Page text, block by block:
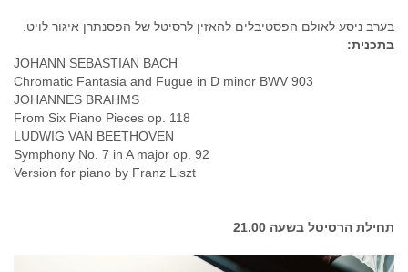
בערב ניסע לאולם הפסטיבלים להאזין לרסיטל של הפסנתרן איגור לויט.
בתכנית:
JOHANN SEBASTIAN BACH
Chromatic Fantasia and Fugue in D minor BWV 903
JOHANNES BRAHMS
From Six Piano Pieces op. 118
LUDWIG VAN BEETHOVEN
Symphony No. 7 in A major op. 92
Version for piano by Franz Liszt
תחילת הרסיטל בשעה 21.00